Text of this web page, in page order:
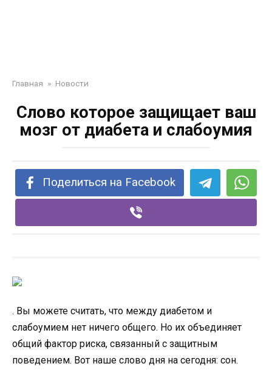
Главная » Новости
Слово которое защищает ваш
мозг от диабета и слабоумия
Поделиться на Facebook
. Вы можете считать, что между диабетом и
слабоумием нет ничего общего. Но их объединяет
общий фактор риска, связанный с защитным
поведением. Вот наше слово дня на сегодня: сон.